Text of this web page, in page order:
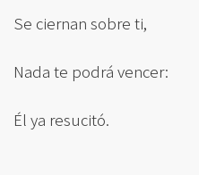
Se ciernan sobre ti,
Nada te podrá vencer:
Él ya resucitó.